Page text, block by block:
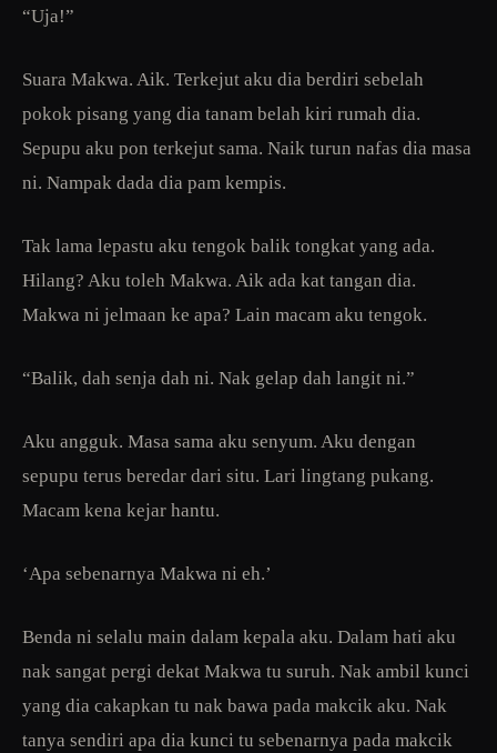
“Uja!”
Suara Makwa. Aik. Terkejut aku dia berdiri sebelah
pokok pisang yang dia tanam belah kiri rumah dia.
Sepupu aku pon terkejut sama. Naik turun nafas dia masa
ni. Nampak dada dia pam kempis.
Tak lama lepastu aku tengok balik tongkat yang ada.
Hilang? Aku toleh Makwa. Aik ada kat tangan dia.
Makwa ni jelmaan ke apa? Lain macam aku tengok.
“Balik, dah senja dah ni. Nak gelap dah langit ni.”
Aku angguk. Masa sama aku senyum. Aku dengan
sepupu terus beredar dari situ. Lari lingtang pukang.
Macam kena kejar hantu.
‘Apa sebenarnya Makwa ni eh.’
Benda ni selalu main dalam kepala aku. Dalam hati aku
nak sangat pergi dekat Makwa tu suruh. Nak ambil kunci
yang dia cakapkan tu nak bawa pada makcik aku. Nak
tanya sendiri apa dia kunci tu sebenarnya pada makcik